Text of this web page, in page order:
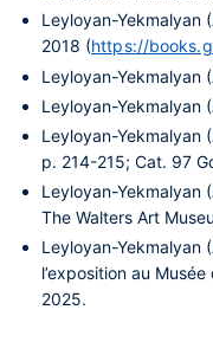
Leyloyan-Yekmalyan
2018 (https://
Leyloyan-Yekmalyan
Leyloyan-Yekmalyan
Leyloyan-Yekmalyan
p. 214-215; Cat. 97
Leyloyan-Yekmalyan
The Walters Art
Leyloyan-Yekmalyan
l’exposition au
2025.